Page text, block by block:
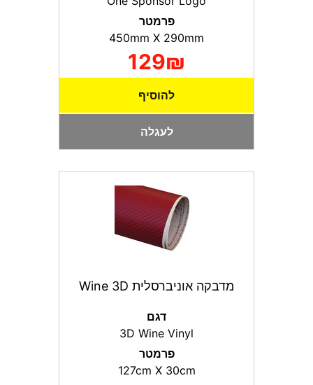
פרמטר
129₪
להוסיף
לעגלה
מדבקה אוניברסלית Wine 3D
דגם
פרמטר